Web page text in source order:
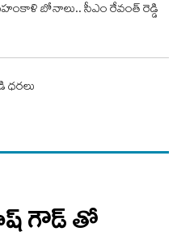
బోనాలు.. సీఎం రేవంత్ రెడ్డి
ధరలు
గౌడ్ తో